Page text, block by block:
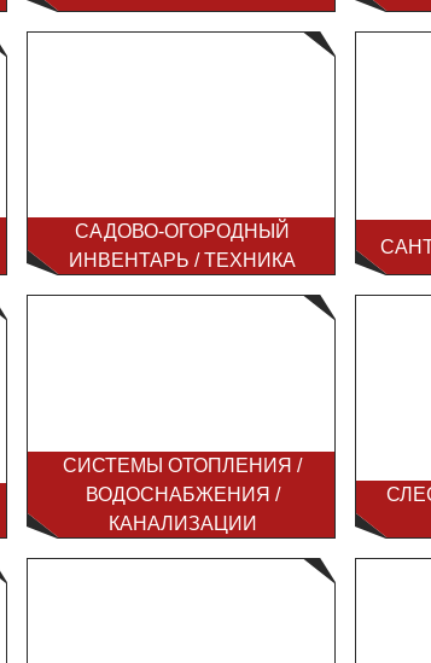
САДОВО-ОГОРОДНЫЙ
ИНВЕНТАРЬ / ТЕХНИКА
СИСТЕМЫ ОТОПЛЕНИЯ /
ВОДОСНАБЖЕНИЯ /
КАНАЛИЗАЦИИ